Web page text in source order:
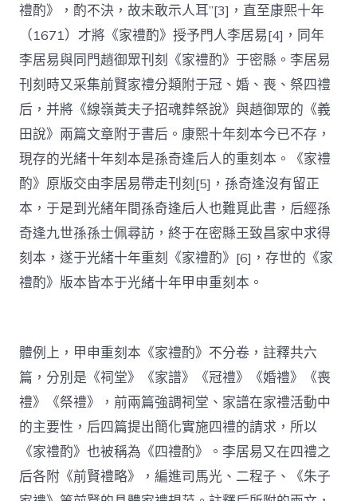
禮酌》，酌不決，故未敢示人耳”[3]，直至康熙十年
（1671）才將《家禮酌》授予門人李居易[4]，同年
李居易與同門趙御眾刊刻《家禮酌》于密縣。李居易
刊刻時又采集前賢家禮分類附于冠、婚、喪、祭四禮
后，并將《線嶺黃夫子招魂葬祭說》與趙御眾的《義
田說》兩篇文章附于書后。康熙十年刻本今已不存，
現存的光緒十年刻本是孫奇逢后人的重刻本。《家禮
酌》原版交由李居易帶走刊刻[5]，孫奇逢沒有留正
本，于是到光緒年間孫奇逢后人也難覓此書，后經孫
奇逢九世孫孫士佩尋訪，終于在密縣王致昌家中求得
刻本，遂于光緒十年重刻《家禮酌》[6]，存世的《家
禮酌》版本皆本于光緒十年甲申重刻本。
體例上，甲申重刻本《家禮酌》不分卷，註釋共六
篇，分別是《祠堂》《家譜》《冠禮》《婚禮》《喪
禮》《祭禮》，前兩篇強調祠堂、家譜在家禮活動中
的主要性，后四篇提出簡化實施四禮的請求，所以
《家禮酌》也被稱為《四禮酌》。李居易又在四禮之
后各附《前賢禮略》，編進司馬光、二程子、《朱子